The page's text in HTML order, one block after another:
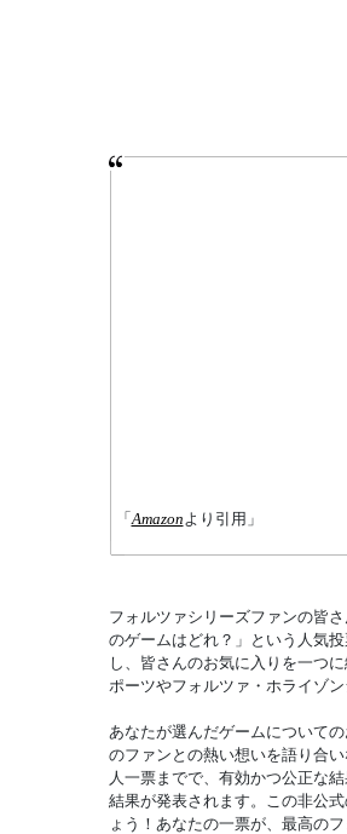
「Amazonより引用」
フォルツァシリーズファンの皆
のゲームはどれ？」という人気
し、皆さんのお気に入りを一つ
ポーツやフォルツァ・ホライゾ
あなたが選んだゲームについて
のファンとの熱い想いを語り合
人一票までで、有効かつ公正な
結果が発表されます。この非公
ょう！あなたの一票が、最高の